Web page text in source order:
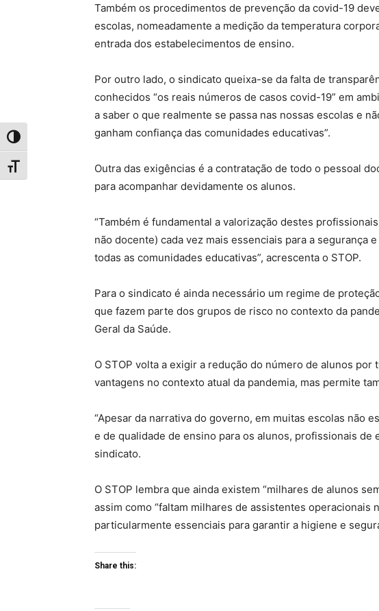
Toggle High Contrast
Toggle Font size
Também os procedimentos de prevenção da covid-19
escolas, nomeadamente a medição da temperatura
entrada dos estabelecimentos de ensino.
Por outro lado, o sindicato queixa-se da falta de
conhecidos “os reais números de casos covid-19” em
a saber o que realmente se passa nas nossas escolas e
ganham confiança das comunidades educativas”.
Outra das exigências é a contratação de todo o pessoal
para acompanhar devidamente os alunos.
“Também é fundamental a valorização destes
não docente) cada vez mais essenciais para a segurança
todas as comunidades educativas”, acrescenta o STOP.
Para o sindicato é ainda necessário um regime de
que fazem parte dos grupos de risco no contexto da
Geral da Saúde.
O STOP volta a exigir a redução do número de alunos
vantagens no contexto atual da pandemia, mas permite
“Apesar da narrativa do governo, em muitas escolas não
e de qualidade de ensino para os alunos, profissionais de
sindicato.
O STOP lembra que ainda existem “milhares de alunos
assim como “faltam milhares de assistentes operacionais
particularmente essenciais para garantir a higiene e
Share this: